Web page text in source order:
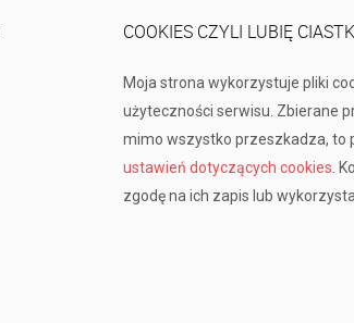
COOKIES CZYLI LUBIĘ
Moja strona wykorzystuje pliki
użyteczności serwisu. Zbierane
mimo wszystko przeszkadza,
ustawień dotyczących cookies .
zgodę na ich zapis lub